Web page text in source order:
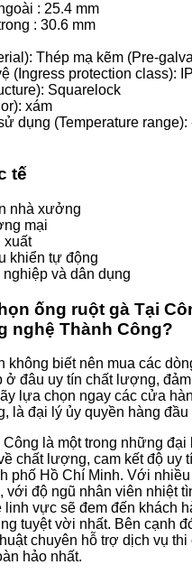
: 25.4 mm
: 30.6 mm
Thép mạ kẽm (Pre-
(Ingress protection class):
Squarelock
xám
dụng (Temperature range):
tế
nhà xưởng
mại
xuất
khiển tự động
và dân dụng
ống ruột gà Tại
nghệ Thành Công?
không biết nên mua các
ở đâu uy tín chất lượng,
lựa chọn ngay các cửa
là đại lý ủy quyền hàng đầu
là một trong những đại
chất lượng, cam kết độ uy
phố Hồ Chí Minh. Với
với độ ngũ nhân viên nhiệt
linh vực sẽ đem đến khách
tuyệt vời nhất. Bên cạnh
chuyên hỗ trợ dịch vụ thi
hảo nhất.